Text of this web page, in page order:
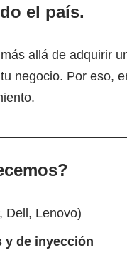
el país.
allá de adquirir
negocio. Por eso,
Dell, Lenovo)
y de inyección